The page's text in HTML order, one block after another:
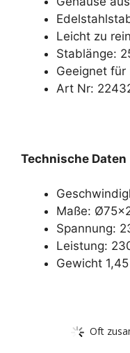
Leicht zu
Stablänge:
Geeignet für
Art Nr:
Technische Daten
Maße:
Spannung:
Leistung:
Gewicht
Oft